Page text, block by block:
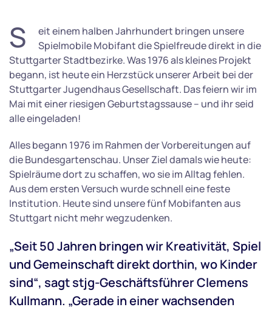
S
eit einem halben Jahrhundert bringen unsere
Spielmobile Mobifant die Spielfreude direkt in die
Stuttgarter Stadtbezirke. Was 1976 als kleines Projekt
begann, ist heute ein Herzstück unserer Arbeit bei der
Stuttgarter Jugendhaus Gesellschaft. Das feiern wir im
Mai mit einer riesigen Geburtstagssause – und ihr seid
alle eingeladen!
Alles begann 1976 im Rahmen der Vorbereitungen auf
die Bundesgartenschau. Unser Ziel damals wie heute:
Spielräume dort zu schaffen, wo sie im Alltag fehlen.
Aus dem ersten Versuch wurde schnell eine feste
Institution. Heute sind unsere fünf Mobifanten aus
Stuttgart nicht mehr wegzudenken.
„Seit 50 Jahren bringen wir Kreativität, Spiel
und Gemeinschaft direkt dorthin, wo Kinder
sind“, sagt stjg-Geschäftsführer Clemens
Kullmann. „Gerade in einer wachsenden